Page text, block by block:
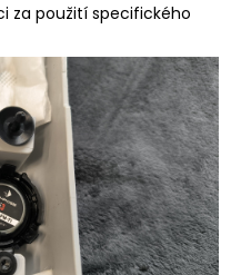
za použití specifického